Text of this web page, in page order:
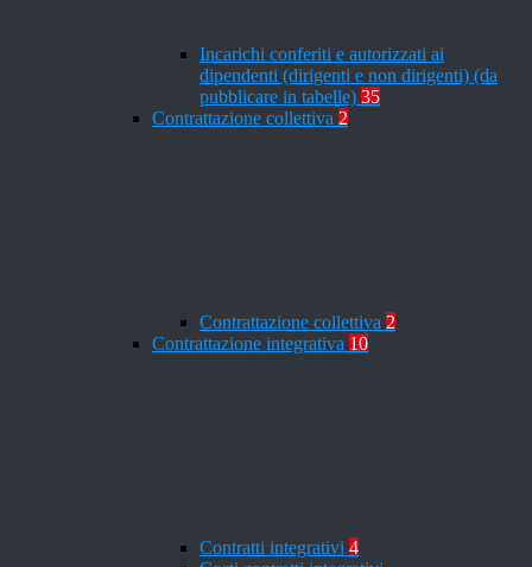
Incarichi conferiti e autorizzati ai
dipendenti (dirigenti e non dirigenti) (da
pubblicare in tabelle) 35
Contrattazione collettiva 2
Contrattazione collettiva 2
Contrattazione integrativa 10
Contratti integrativi 4